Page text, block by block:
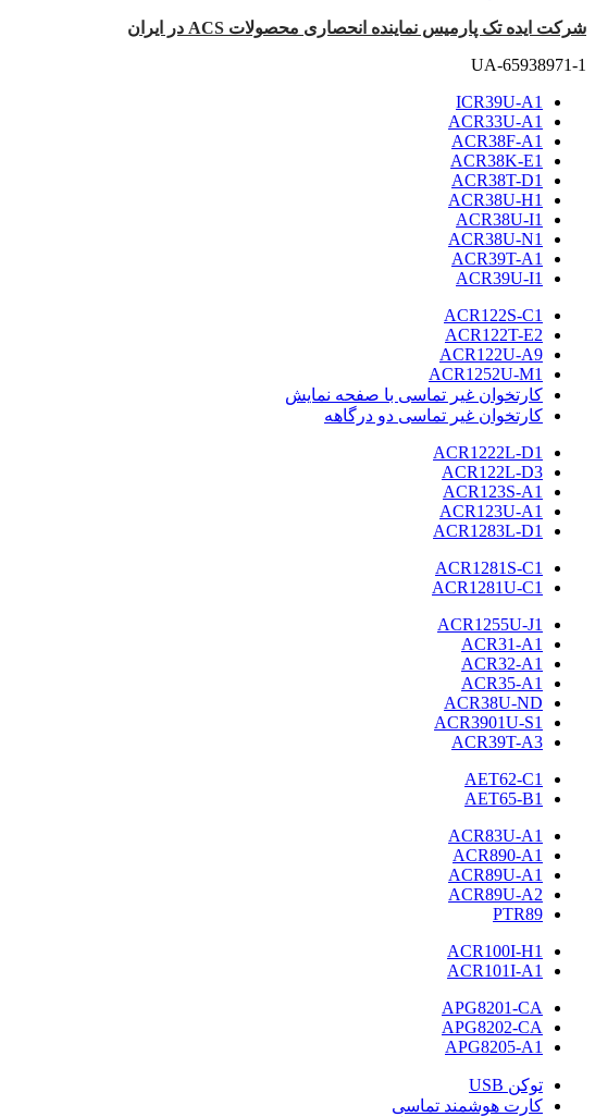
شرکت ایده تک پارمیس نماینده انحصاری محصولات ACS در ایران
UA-65938971-1
ICR39U-A1
ACR33U-A1
ACR38F-A1
ACR38K-E1
ACR38T-D1
ACR38U-H1
ACR38U-I1
ACR38U-N1
ACR39T-A1
ACR39U-I1
ACR122S-C1
ACR122T-E2
ACR122U-A9
ACR1252U-M1
کارتخوان غیر تماسی با صفحه نمایش
کارتخوان غیر تماسی دو درگاهه
ACR1222L-D1
ACR122L-D3
ACR123S-A1
ACR123U-A1
ACR1283L-D1
ACR1281S-C1
ACR1281U-C1
ACR1255U-J1
ACR31-A1
ACR32-A1
ACR35-A1
ACR38U-ND
ACR3901U-S1
ACR39T-A3
AET62-C1
AET65-B1
ACR83U-A1
ACR890-A1
ACR89U-A1
ACR89U-A2
PTR89
ACR100I-H1
ACR101I-A1
APG8201-CA
APG8202-CA
APG8205-A1
توکن USB
کارت هوشمند تماسی